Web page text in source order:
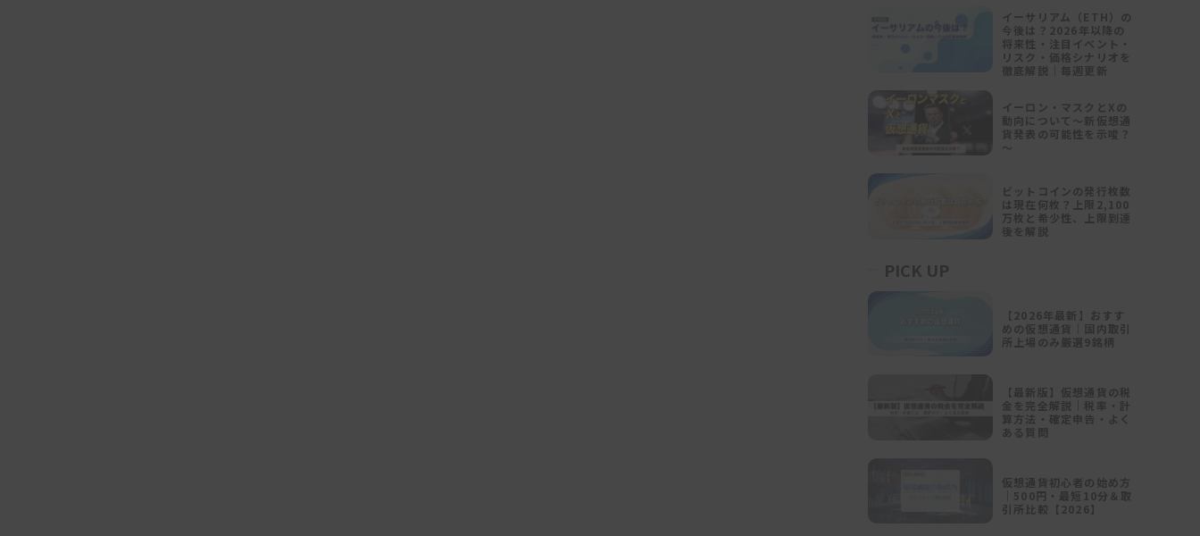
イーサリアム（ETH）の
今後は？2026年以降の
将来性・注目イベント・
リスク・価格シナリオを
徹底解説｜毎週更新
イーロン・マスクとXの
動向について～新仮想通
貨発表の可能性を示唆？
～
ビットコインの発行枚数
は現在何枚？上限2,100
万枚と希少性、上限到達
後を解説
PICK UP
【2026年最新】おすす
めの仮想通貨｜国内取引
所上場のみ厳選9銘柄
【最新版】仮想通貨の税
金を完全解説｜税率・計
算方法・確定申告・よく
ある質問
仮想通貨初心者の始め方
｜500円・最短10分＆取
引所比較【2026】